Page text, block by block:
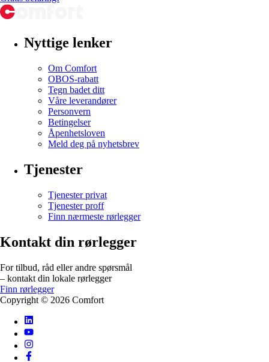
Nyttige lenker
Om Comfort
OBOS-rabatt
Tegn badet ditt
Våre leverandører
Personvern
Betingelser
Åpenhetsloven
Meld deg på nyhetsbrev
Tjenester
Tjenester privat
Tjenester proff
Finn nærmeste rørlegger
Kontakt din rørlegger
For tilbud, råd eller andre spørsmål
– kontakt din lokale rørlegger
Finn rørlegger
Copyright © 2026 Comfort